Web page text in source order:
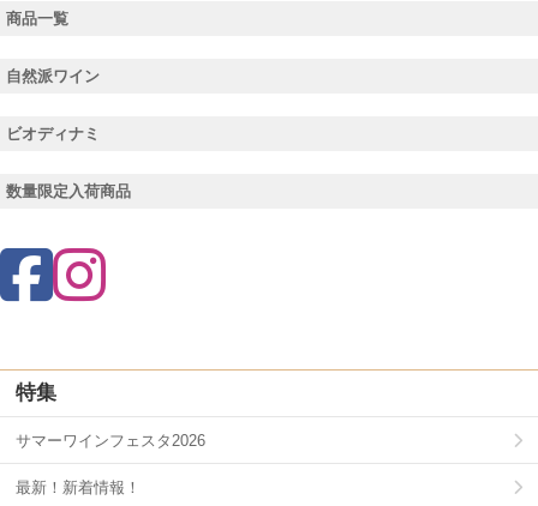
商品一覧
自然派ワイン
ビオディナミ
数量限定入荷商品
特集
サマーワインフェスタ2026
最新！新着情報！